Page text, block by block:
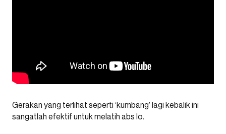
Gerakan yang terlihat seperti ‘kumbang’ lagi kebalik ini
sangatlah efektif untuk melatih abs lo.